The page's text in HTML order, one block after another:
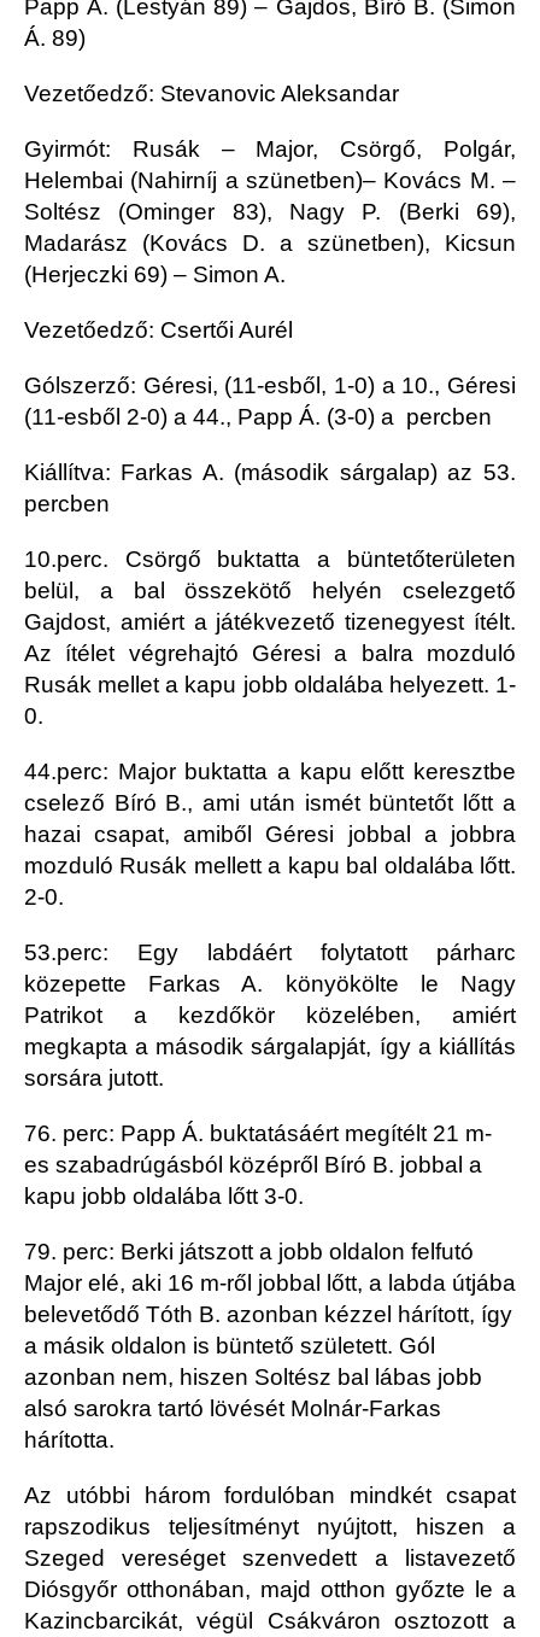
Papp Á. (Lestyán 89) – Gajdos, Bíró B. (Simon
Á. 89)
Vezetőedző: Stevanovic Aleksandar
Gyirmót: Rusák – Major, Csörgő, Polgár,
Helembai (Nahirníj a szünetben)– Kovács M. –
Soltész (Ominger 83), Nagy P. (Berki 69),
Madarász (Kovács D. a szünetben), Kicsun
(Herjeczki 69) – Simon A.
Vezetőedző: Csertői Aurél
Gólszerző: Géresi, (11-esből, 1-0) a 10., Géresi
(11-esből 2-0) a 44., Papp Á. (3-0) a percben
Kiállítva: Farkas A. (második sárgalap) az 53.
percben
10.perc. Csörgő buktatta a büntetőterületen
belül, a bal összekötő helyén cselezgető
Gajdost, amiért a játékvezető tizenegyest ítélt.
Az ítélet végrehajtó Géresi a balra mozduló
Rusák mellet a kapu jobb oldalába helyezett. 1-
0.
44.perc: Major buktatta a kapu előtt keresztbe
cselező Bíró B., ami után ismét büntetőt lőtt a
hazai csapat, amiből Géresi jobbal a jobbra
mozduló Rusák mellett a kapu bal oldalába lőtt.
2-0.
53.perc: Egy labdáért folytatott párharc
közepette Farkas A. könyökölte le Nagy
Patrikot a kezdőkör közelében, amiért
megkapta a második sárgalapját, így a kiállítás
sorsára jutott.
76. perc: Papp Á. buktatásáért megítélt 21 m-
es szabadrúgásból középről Bíró B. jobbal a
kapu jobb oldalába lőtt 3-0.
79. perc: Berki játszott a jobb oldalon felfutó
Major elé, aki 16 m-ről jobbal lőtt, a labda útjába
belevetődő Tóth B. azonban kézzel hárított, így
a másik oldalon is büntető született. Gól
azonban nem, hiszen Soltész bal lábas jobb
alsó sarokra tartó lövését Molnár-Farkas
hárította.
Az utóbbi három fordulóban mindkét csapat
rapszodikus teljesítményt nyújtott, hiszen a
Szeged vereséget szenvedett a listavezető
Diósgyőr otthonában, majd otthon győzte le a
Kazincbarcikát, végül Csákváron osztozott a